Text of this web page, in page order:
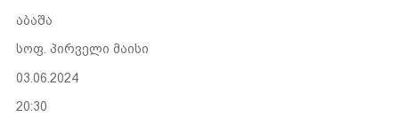
აბაშა
სოფ. პირველი მაისი
03.06.2024
20:30